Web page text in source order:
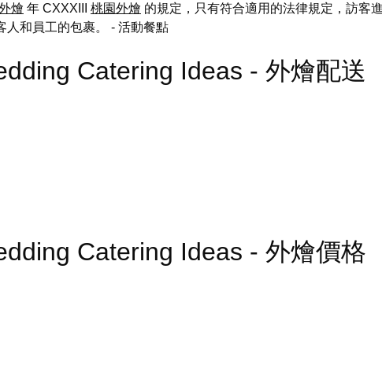
燴 年 CXXXIII 桃園外燴 的規定，只有符合適用的法律規定，訪客
人和員工的包裹。 - 活動餐點
Catering Ideas - 外燴配送
Catering Ideas - 外燴價格